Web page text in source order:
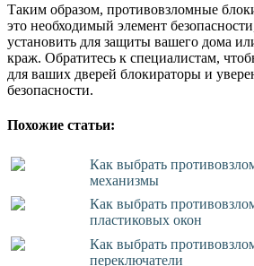
Таким образом, противовзломные
это необходимый элемент
установить для защиты вашего дома
краж. Обратитесь к специалистам,
для ваших дверей блокираторы и
безопасности.
Похожие статьи:
Как выбрать
механизмы
Как выбрать
пластиковых окон
Как выбрать
переключатели